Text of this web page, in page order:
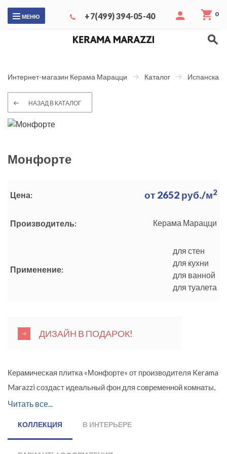
МЕНЮ +7(499) 394-05-40 0
Интернет-магазин Керама Марацци Каталог Испанская
НАЗАД В КАТАЛОГ
Монфорте
Цена: от 2652 руб./м2
Производитель: Керама Марацци
Применение:
для стен
для кухни
для ванной
для туалета
ДИЗАЙН В ПОДАРОК!
Керамическая плитка «Монфорте» от производителя Kerama
Marazzi создаст идеальный фон для современной комнаты,
наполненной уютом и элегантностью. Белая керамика серии
40х120 и 20х120 см. Производитель рекомендует
Читать все...
КОЛЛЕКЦИЯ В ИНТЕРЬЕРЕ